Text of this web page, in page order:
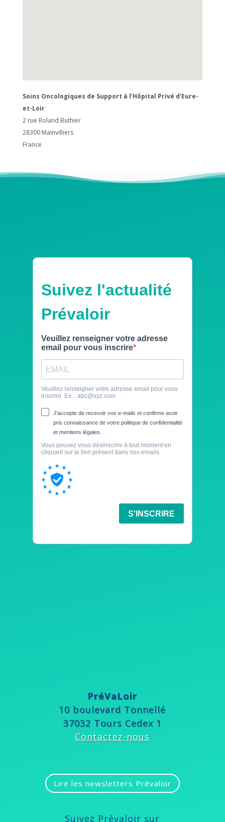
Soins Oncologiques de Support à l’Hôpital Privé d’Eure-
et-Loir
2 rue Roland Buthier
28300 Mainvilliers
France
PréVaLoir
10 boulevard Tonnellé
37032 Tours Cedex 1
Contactez-nous
Lire les newsletters Prévaloir
Suivez Prévaloir sur